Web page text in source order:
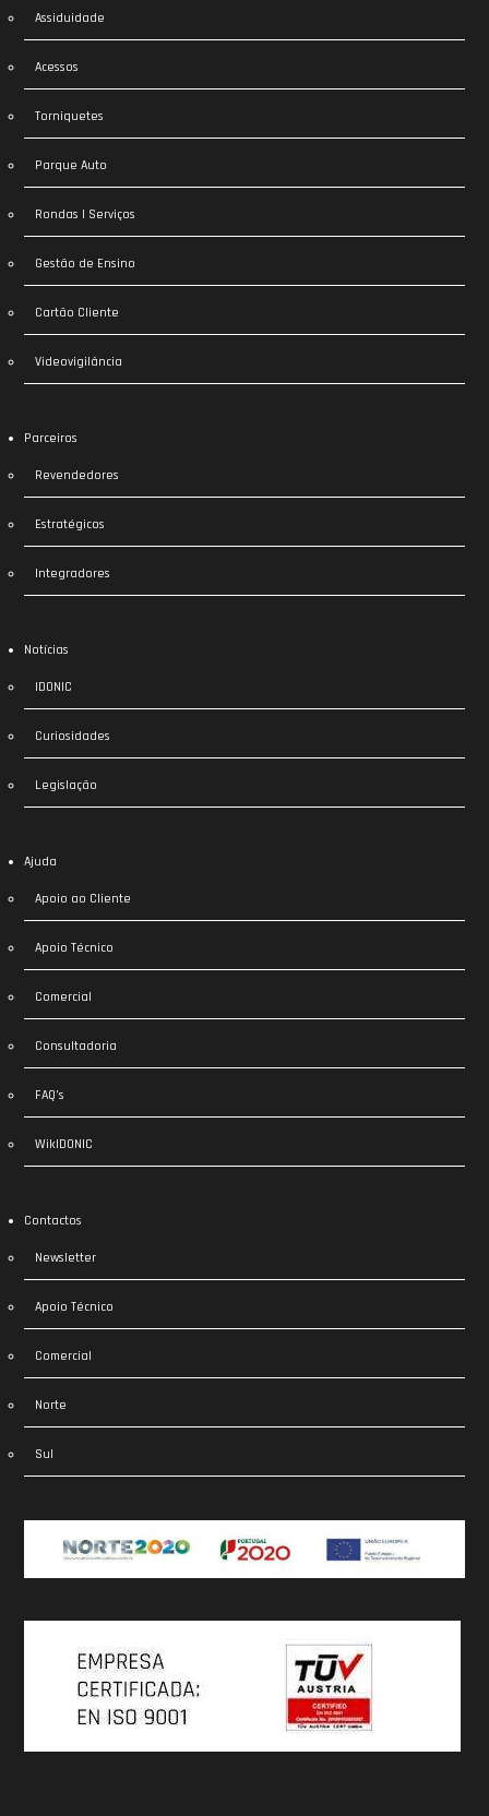
Assiduidade
Acessos
Torniquetes
Parque Auto
Rondas | Serviços
Gestão de Ensino
Cartão Cliente
Videovigilância
Parceiros
Revendedores
Estratégicos
Integradores
Notícias
IDONIC
Curiosidades
Legislação
Ajuda
Apoio ao Cliente
Apoio Técnico
Comercial
Consultadoria
FAQ’s
WikIDONIC
Contactos
Newsletter
Apoio Técnico
Comercial
Norte
Sul